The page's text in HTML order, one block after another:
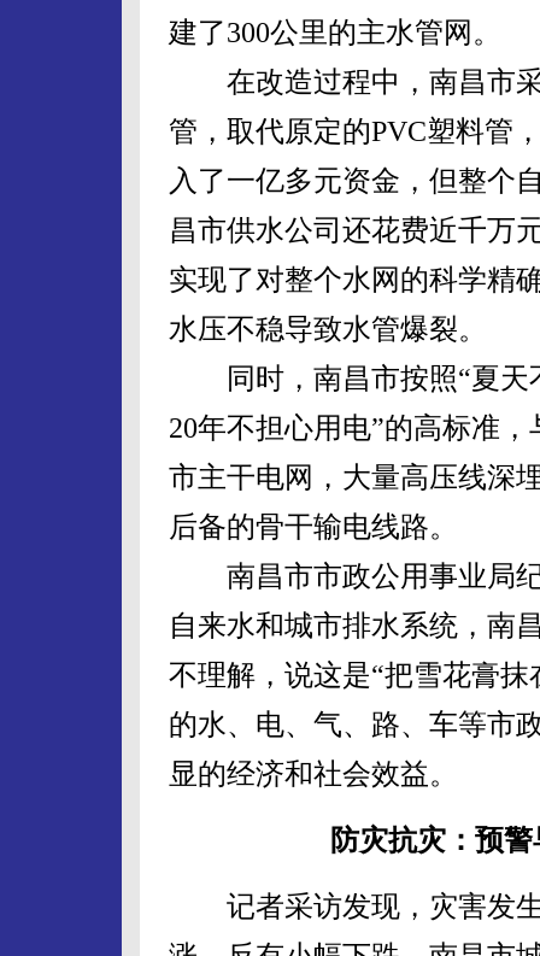
建了300公里的主水管网。
在改造过程中，南昌市采
管，取代原定的PVC塑料管
入了一亿多元资金，但整个
昌市供水公司还花费近千万
实现了对整个水网的科学精
水压不稳导致水管爆裂。
同时，南昌市按照“夏天
20年不担心用电”的高标准
市主干电网，大量高压线深
后备的骨干输电线路。
南昌市市政公用事业局纪
自来水和城市排水系统，南
不理解，说这是“把雪花膏
的水、电、气、路、车等市
显的经济和社会效益。
防灾抗灾：预
记者采访发现，灾害发生